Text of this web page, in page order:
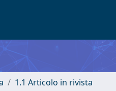
1.1 Articolo in rivista